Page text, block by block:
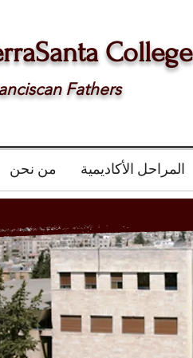
College
Fathers
من نحن المراحل الأكاديمية